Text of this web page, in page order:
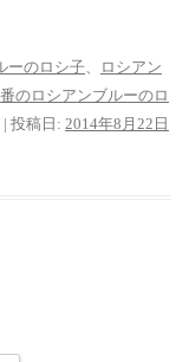
ーのロシ子、
ロシアン
のロシアンブルーのロ
| 投稿日: 2014年8月22日